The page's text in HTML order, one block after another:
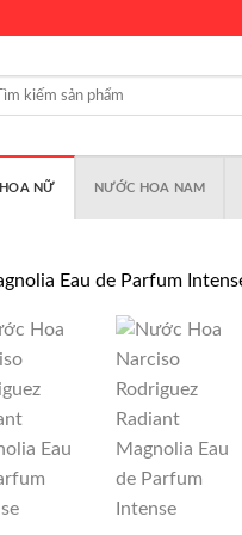
NỮ NƯỚC HOA NAM
wishlist